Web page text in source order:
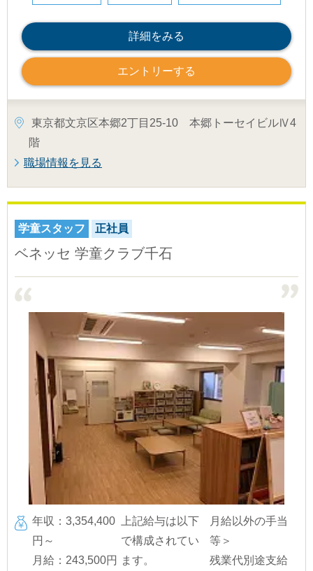
詳細をみる
エントリーする
東京都文京区本郷2丁目25-10 本郷トーセイビルⅣ4
階
職場情報を見る
学童スタッフ 正社員
ベネッセ 学童クラブ千石
年収：3,354,400
円～
月給：243,500円
上記給与は以下
で構成されてい
ます。
月給以外の手当
等＞
残業代別途支給